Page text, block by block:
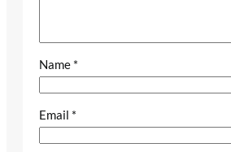
Name *
Email *